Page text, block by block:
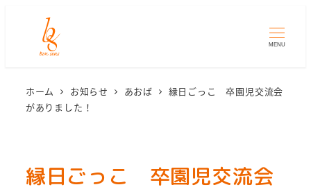
MENU
ホーム お知らせ あおば
縁日ごっこ 卒園児交流会
がありました！
縁日ごっこ 卒園児交流会